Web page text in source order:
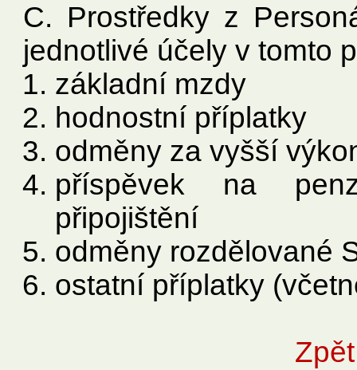
C. Prostředky z
jednotlivé účely v tomto
základní mzdy
hodnostní příplatky
odměny za vyšší
příspěvek na
připojištění
odměny rozdělované
ostatní příplatky